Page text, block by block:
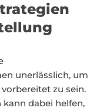
unerlässlich, um
zu sein.
dabei helfen,